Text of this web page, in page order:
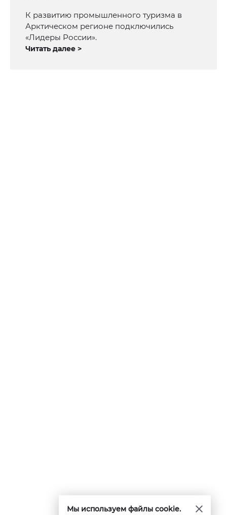
К развитию промышленного туризма в
Арктическом регионе подключились
«Лидеры России».
Читать далее >
Мы используем файлы cookie.